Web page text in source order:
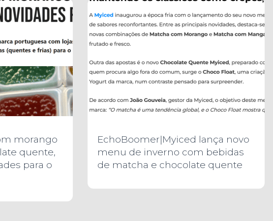
morango
quente,
para o
EchoBoomer|Myiced lança novo
menu de inverno com bebidas
de matcha e chocolate quente